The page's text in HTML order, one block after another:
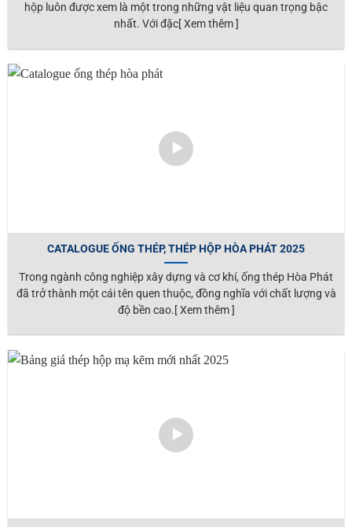
hộp luôn được xem là một trong những vật liệu quan trọng bậc
nhất. Với đặc[ Xem thêm ]
CATALOGUE ỐNG THÉP, THÉP HỘP HÒA PHÁT 2025
Trong ngành công nghiệp xây dựng và cơ khí, ống thép Hòa Phát
đã trở thành một cái tên quen thuộc, đồng nghĩa với chất lượng và
độ bền cao.[ Xem thêm ]